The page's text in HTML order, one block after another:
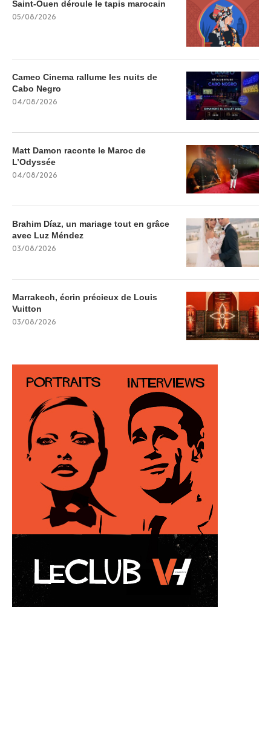
Saint-Ouen déroule le tapis marocain
05/08/2026
Cameo Cinema rallume les nuits de
Cabo Negro
04/08/2026
Matt Damon raconte le Maroc de
L’Odyssée
04/08/2026
Brahim Díaz, un mariage tout en grâce
avec Luz Méndez
03/08/2026
Marrakech, écrin précieux de Louis
Vuitton
03/08/2026